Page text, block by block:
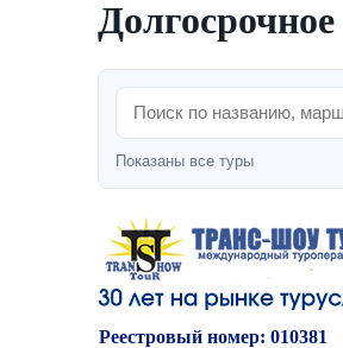
Показаны все туры
Реестровый номер: 010381